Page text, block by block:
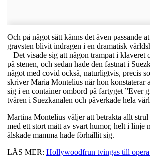
Och på något sätt känns det även passande
gravsten blivit indragen i en dramatisk
– Det visade sig att någon trampat i klaveret
på stenen, och sedan hade den fastnat i
något med covid också, naturligtvis, precis
skriver Maria Montelius när hon konstaterar
sig i en container ombord på fartyget ”Ever
tvären i Suezkanalen och påverkade hela
Martina Montelius väljer att betrakta allt
med ett stort mått av svart humor, helt i linje
älskade mamma hade förhållit sig.
LÄS MER: Hollywoodfrun tvingas till